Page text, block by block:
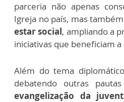
parceria não apenas
Igreja no país, mas
estar social, ampliando a
iniciativas que beneficiam a
Além do tema
debatendo outras
evangelização da